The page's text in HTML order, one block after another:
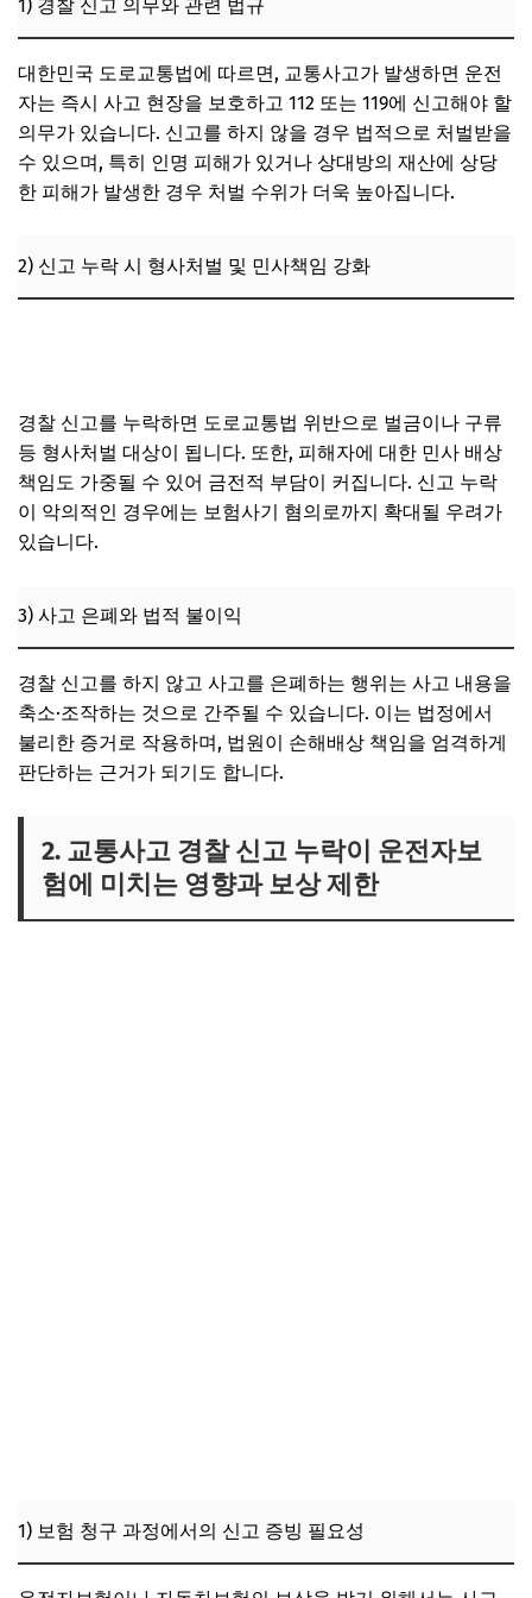
2) 신고 의무 위반 시 보험별 보상 처리 차이
3) 보험 가입 시 주의할 점과 유의사항
6. 교통사고 신고 누락 방지를 위한 예방 전략과 정부 지원 정
책
2) 스마트폰 기반 신고 시스템의 도입과 발전
3) 법적 지원 및 피해자 보호 정책 강화
1) 경찰 신고 의무와 관련 법규
대한민국 도로교통법에 따르면, 교통사고가 발생하면 운전
자는 즉시 사고 현장을 보호하고 112 또는 119에 신고해야 할
의무가 있습니다. 신고를 하지 않을 경우 법적으로 처벌받을
수 있으며, 특히 인명 피해가 있거나 상대방의 재산에 상당
한 피해가 발생한 경우 처벌 수위가 더욱 높아집니다.
2) 신고 누락 시 형사처벌 및 민사책임 강화
경찰 신고를 누락하면 도로교통법 위반으로 벌금이나 구류
등 형사처벌 대상이 됩니다. 또한, 피해자에 대한 민사 배상
책임도 가중될 수 있어 금전적 부담이 커집니다. 신고 누락
이 악의적인 경우에는 보험사기 혐의로까지 확대될 우려가
있습니다.
3) 사고 은폐와 법적 불이익
경찰 신고를 하지 않고 사고를 은폐하는 행위는 사고 내용을
축소·조작하는 것으로 간주될 수 있습니다. 이는 법정에서
불리한 증거로 작용하며, 법원이 손해배상 책임을 엄격하게
판단하는 근거가 되기도 합니다.
2. 교통사고 경찰 신고 누락이 운전자보
험에 미치는 영향과 보상 제한
1) 보험 청구 과정에서의 신고 증빙 필요성